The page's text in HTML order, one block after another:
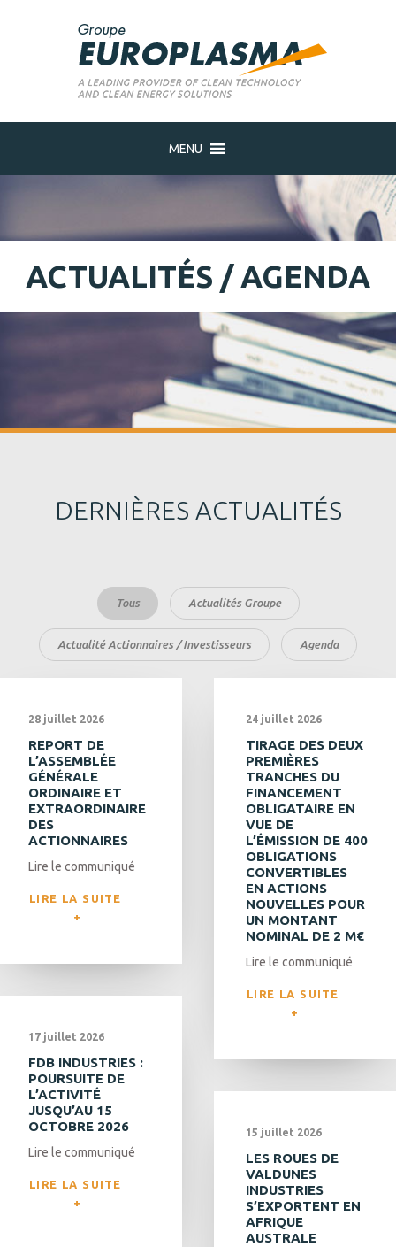
MENU
ACTUALITÉS / AGENDA
DERNIÈRES ACTUALITÉS
Tous Actualités Groupe
Actualité Actionnaires / Investisseurs Agenda
28 juillet 2026
REPORT DE
L’ASSEMBLÉE
GÉNÉRALE
ORDINAIRE ET
EXTRAORDINAIRE
DES
ACTIONNAIRES
Lire le communiqué
24 juillet 2026
TIRAGE DES DEUX
PREMIÈRES
TRANCHES DU
FINANCEMENT
OBLIGATAIRE EN
VUE DE
L’ÉMISSION DE 400
OBLIGATIONS
CONVERTIBLES
EN ACTIONS
NOUVELLES POUR
UN MONTANT
NOMINAL DE 2 M€
Lire le communiqué
17 juillet 2026
FDB INDUSTRIES :
POURSUITE DE
L’ACTIVITÉ
JUSQU’AU 15
OCTOBRE 2026
Lire le communiqué
15 juillet 2026
LES ROUES DE
VALDUNES
INDUSTRIES
S’EXPORTENT EN
AFRIQUE
AUSTRALE